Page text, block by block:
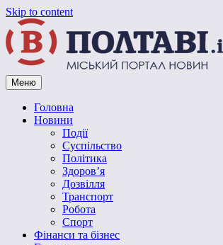
Skip to content
Vpoltave.info
Полтавський портал новин
Меню
Головна
Новини
Події
Суспільство
Політика
Здоров’я
Дозвілля
Транспорт
Робота
Спорт
Фінанси та бізнес